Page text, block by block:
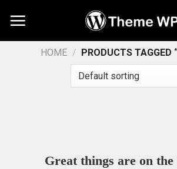
đến
HOME / PRODUCTS TAGGED
Great things are on